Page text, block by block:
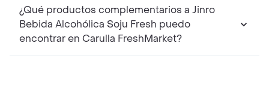
¿Qué productos complementarios a Jinro
Bebida Alcohólica Soju Fresh puedo
encontrar en Carulla FreshMarket?